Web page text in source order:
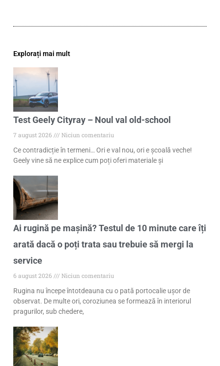
Explorați mai mult
Test Geely Cityray – Noul val old-school
7 august 2026
Niciun comentariu
Ce contradicție în termeni… Ori e val nou, ori e școală veche!
Geely vine să ne explice cum poți oferi materiale și
Ai rugină pe mașină? Testul de 10 minute care îți
arată dacă o poți trata sau trebuie să mergi la
service
6 august 2026
Niciun comentariu
Rugina nu începe întotdeauna cu o pată portocalie ușor de
observat. De multe ori, coroziunea se formează în interiorul
pragurilor, sub chedere,